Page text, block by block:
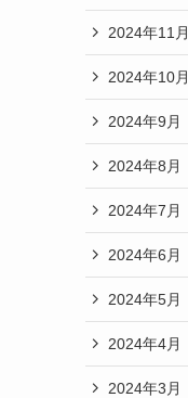
2024年11月
2024年10月
2024年9月
2024年8月
2024年7月
2024年6月
2024年5月
2024年4月
2024年3月